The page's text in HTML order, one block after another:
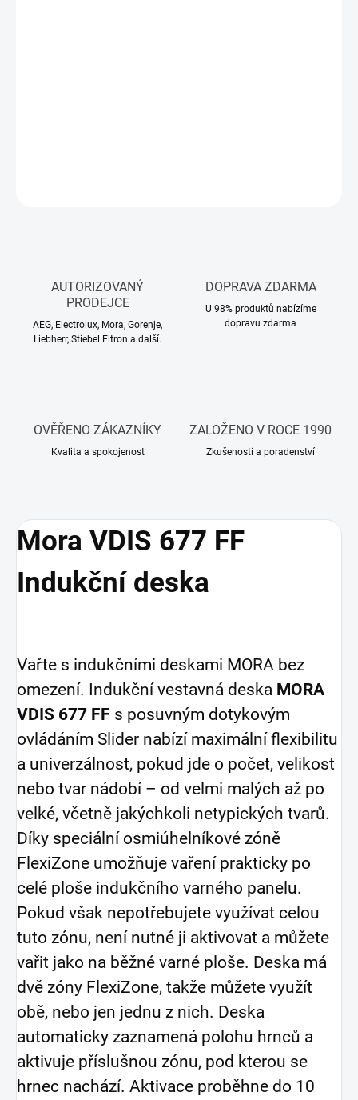
AUTORIZOVANÝ
PRODEJCE
AEG, Electrolux, Mora, Gorenje,
Liebherr, Stiebel Eltron a další.
DOPRAVA ZDARMA
U 98% produktů nabízíme
dopravu zdarma
OVĚŘENO ZÁKAZNÍKY
Kvalita a spokojenost
ZALOŽENO V ROCE 1990
Zkušenosti a poradenství
Mora VDIS 677 FF
Indukční deska
Vařte s indukčními deskami MORA bez
omezení. Indukční vestavná deska MORA
VDIS 677 FF s posuvným dotykovým
ovládáním Slider nabízí maximální flexibilitu
a univerzálnost, pokud jde o počet, velikost
nebo tvar nádobí – od velmi malých až po
velké, včetně jakýchkoli netypických tvarů.
Díky speciální osmiúhelníkové zóně
FlexiZone umožňuje vaření prakticky po
celé ploše indukčního varného panelu.
Pokud však nepotřebujete využívat celou
tuto zónu, není nutné ji aktivovat a můžete
vařit jako na běžné varné ploše. Deska má
dvě zóny FlexiZone, takže můžete využít
obě, nebo jen jednu z nich. Deska
automaticky zaznamená polohu hrnců a
aktivuje příslušnou zónu, pod kterou se
hrnec nachází. Aktivace proběhne do 10